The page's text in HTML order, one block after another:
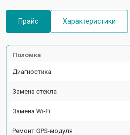
Прайс Характеристики
Поломка
Диагностика
Замена стекла
Замена Wi-Fi
Ремонт GPS-модуля